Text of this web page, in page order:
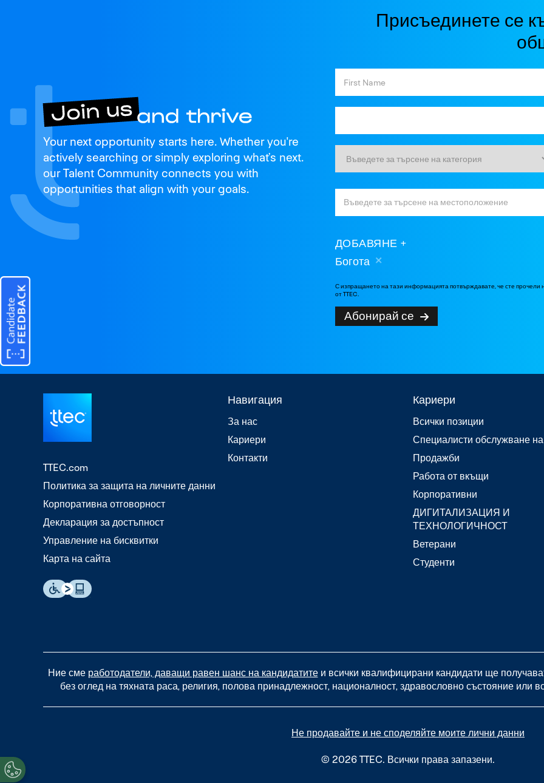
Join us
and thrive
Your next opportunity starts here. Whether you're
actively searching or simply exploring what’s next.
our Talent Community connects you with
opportunities that align with your goals.
Присъединете се
ДОБАВЯНЕ
Богота
С изпращането на тази информацията потвърждавате, че сте
от TTEC.
Абонирай се
TTEC.com
Политика за защита на личните данни
Корпоративна отговорност
Декларация за достъпност
Управление на бисквитки
Карта на сайта
Навигация
За нас
Кариери
Контакти
Кариери
Всички позиции
Специалисти обслужване
Продажби
Работа от вкъщи
Корпоративни
ДИГИТАЛИЗАЦИЯ И
ТЕХНОЛОГИЧНОСТ
Ветерани
Студенти
Ние сме работодатели, даващи равен шанс на кандидатитеи всички квалифицирани кандидати ще
без оглед на тяхната раса, религия, полова принадлежност, националност, здравословно състояние или
Не продавайте и не споделяйте моите лични данни
© 2026 TTEC. Всички права запазени.